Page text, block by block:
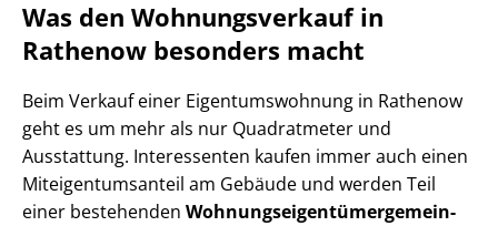
Was den Wohnungsverkauf in
Rathenow besonders macht
Beim Verkauf einer Ei­gen­tums­woh­nung in Rathenow
geht es um mehr als nur Quadratmeter und
Ausstattung. Interessenten kaufen immer auch einen
Mit­ei­gen­tums­an­teil am Gebäude und werden Teil
einer bestehenden Woh­nungs­ei­gen­tü­mer­ge­mein­